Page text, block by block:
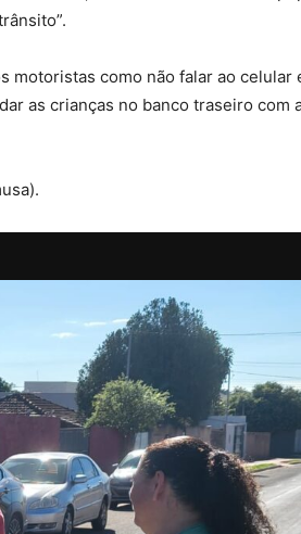
motoristas como não falar ao celular
as crianças no banco traseiro com